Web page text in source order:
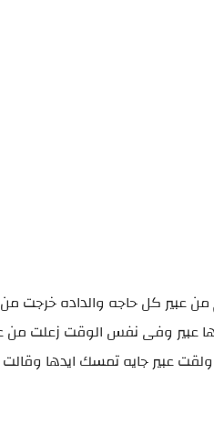
عبير كل حاجه والداده خرجت
عبير وفى نفس الوقت زعلت من
جايه تمسك ايدها وقالت